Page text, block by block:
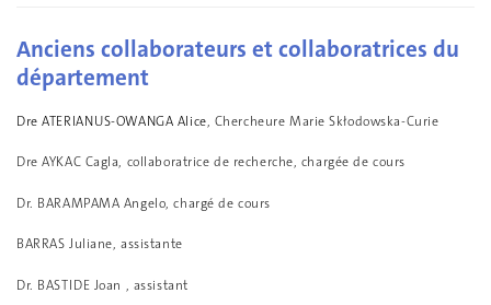
Anciens collaborateurs et collaboratrices du
département
DreATERIANUS-OWANGA Alice, Chercheure Marie Skłodowska-Curie
Dre AYKAC Cagla, collaboratrice de recherche, chargée de cours
Dr. BARAMPAMA Angelo, chargé de cours
BARRAS Juliane, assistante
Dr. BASTIDE Joan , assistant